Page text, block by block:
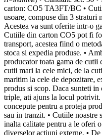
carton: CO5 TA3FT/BC •
usoare, compuse din 3 straturi
Acestea va sunt oferite intr-o
Cutiile din carton CO5 pot fi
transport, acestea fiind o
stoca si expedia produse. •
producator toata gama de
cutii mari la cele mici, de la
maritim la cele de depozitare,
produs si scop. Daca sunteti
triple, ati ajuns la locul
concepute pentru a proteja
sau in tranzit. • Cutiile noastre
inalta calitate pentru a le oferi
diverselor actiuni externe. •